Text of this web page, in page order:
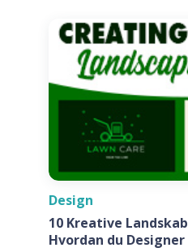
Design
10 Kreative
Hvordan du